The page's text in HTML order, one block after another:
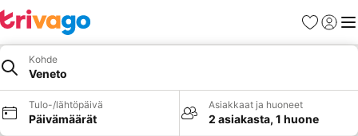
Suosikit
Kohde
Veneto
Tulo-/lähtöpäivä
Päivämäärät
Asiakkaat ja huoneet
2 asiakasta, 1 huone